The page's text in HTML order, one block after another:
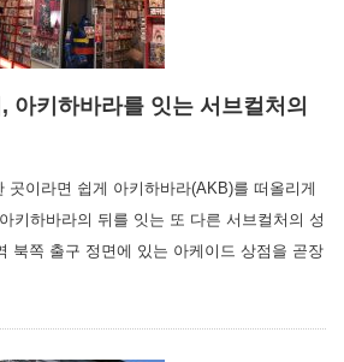
아키하바라를 잇는 서브컬처의
곳이라면 쉽게 아키하바라(AKB)를 떠올리게
키하바라의 뒤를 잇는 또 다른 서브컬처의 성
북쪽 출구 정면에 있는 아케이드 상점을 곧장